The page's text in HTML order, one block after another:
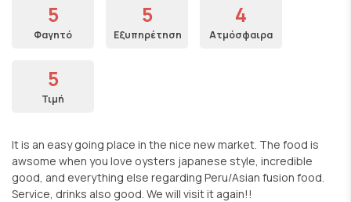
5
Φαγητό
5
Εξυπηρέτηση
4
Ατμόσφαιρα
5
Τιμή
It is an easy going place in the nice new market. The food is
awsome when you love oysters japanese style, incredible
good, and everything else regarding Peru/Asian fusion food.
Service, drinks also good. We will visit it again!!